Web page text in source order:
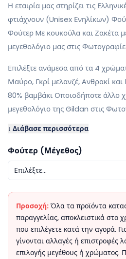
Η εταιρία μας στηρίζει τις
φτιάχνουν (Unisex Ενηλίκων)
Φούτερ Mε κουκούλα και Ζακέτα
μεγεθολόγιο μας στις
Επιλέξτε ανάμεσα από τα 4
Μαύρο, Γκρί μελανζέ, Ανθρακί
80% βαμβάκι Οποιοδήποτε άλλο
μεγεθολόγιο της Gildan στις
↓ Διάβασε περισσότερα
Φούτερ (Μέγεθος)
Επιλέξτε...
Προσοχή: Όλα τα προϊόντα
παραγγελίας, αποκλειστικά στο
που επιλέγετε κατά την αγορά.
γίνονται αλλαγές ή επιστροφές
επιλογής μεγέθους ή χρώματος.